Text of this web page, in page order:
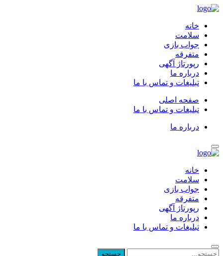
خانه
سلامت
جواب بازی
متفرقه
رپورتاژ آگهی
درباره ما
تبلیغات و تماس با ما
صفحه اصلی
تبلیغات و تماس با ما
درباره ما
خانه
سلامت
جواب بازی
متفرقه
رپورتاژ آگهی
درباره ما
تبلیغات و تماس با ما